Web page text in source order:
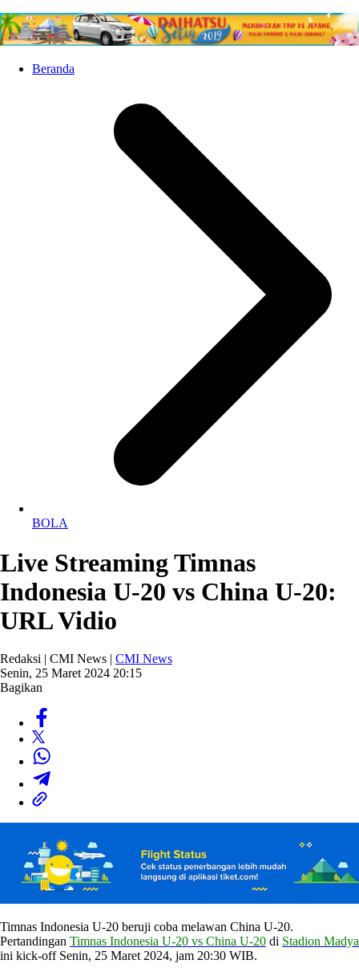
Beranda
BOLA
Live Streaming Timnas
Indonesia U-20 vs China U-20:
URL Vidio
Redaksi | CMI News | CMI News
Senin, 25 Maret 2024 20:15
Bagikan
Timnas Indonesia U-20 beruji coba melawan China U-20.
Pertandingan Timnas Indonesia U-20 vs China U-20 di Stadion Madya
ini kick-off Senin, 25 Maret 2024, jam 20:30 WIB.